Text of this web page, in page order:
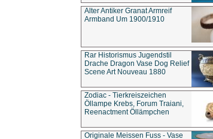
Alter Antiker Granat Armreif
Armband Um 1900/1910
Rar Historismus Jugendstil
Drache Dragon Vase Dog Relief
Scene Art Nouveau 1880
Zodiac - Tierkreiszeichen
Öllampe Krebs, Forum Traiani,
Reenactment Öllämpchen
Originale Meissen Fuss - Vase